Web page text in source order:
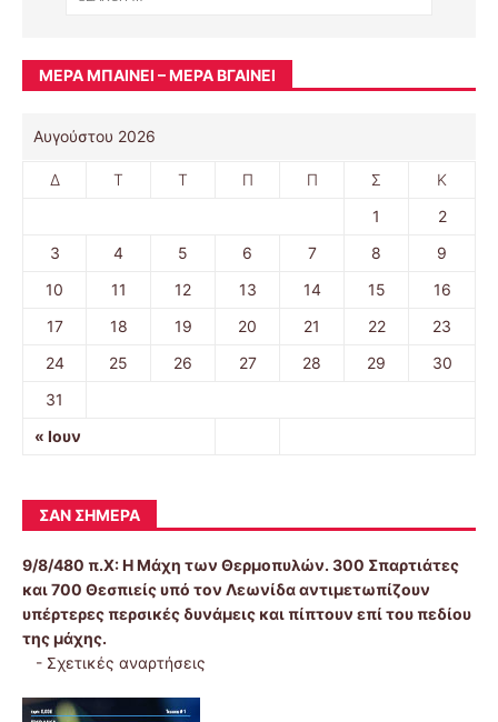
ΜΈΡΑ ΜΠΑΊΝΕΙ – ΜΈΡΑ ΒΓΑΊΝΕΙ
Αυγούστου 2026
Δ Τ Τ Π Π Σ Κ
« Ιουν
1
2
3
4 5 6 7 8
9
10
11 12 13 14 15
16
17
18 19 20 21 22
23
24
25 26 27 28 29
30
31
ΣΑΝ ΣΉΜΕΡΑ
9/8/480 π.Χ:Η Μάχη των Θερμοπυλών. 300 Σπαρτιάτες
και 700 Θεσπιείς υπό τον Λεωνίδα αντιμετωπίζουν
υπέρτερες περσικές δυνάμεις και πίπτουν επί του πεδίου
της μάχης.
- Σχετικές αναρτήσεις